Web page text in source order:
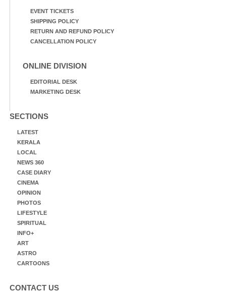
EVENT TICKETS
SHIPPING POLICY
RETURN AND REFUND POLICY
CANCELLATION POLICY
ONLINE DIVISION
EDITORIAL DESK
MARKETING DESK
SECTIONS
LATEST
KERALA
LOCAL
NEWS 360
CASE DIARY
CINEMA
OPINION
PHOTOS
LIFESTYLE
SPIRITUAL
INFO+
ART
ASTRO
CARTOONS
CONTACT US